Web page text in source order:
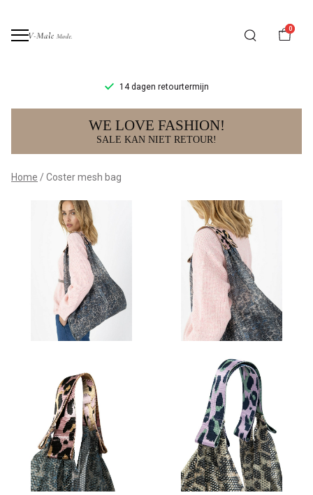
0
14 dagen retourtermijn
Coster
mesh
bag
male
mode
WE LOVE FASHION!
SALE KAN NIET RETOUR!
Home Coster mesh bag